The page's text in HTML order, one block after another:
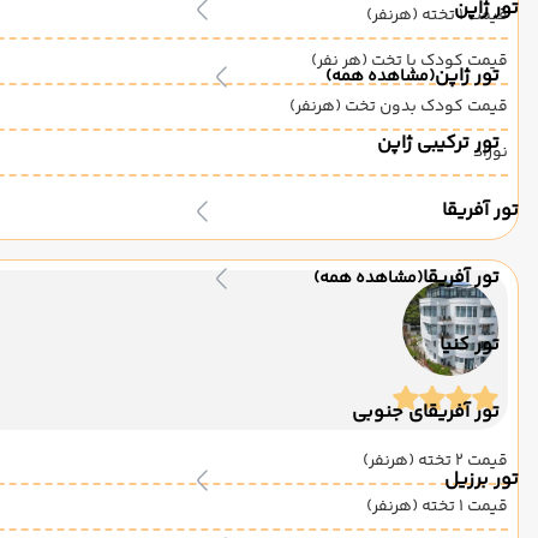
تور ژاپن
تور ژاپن(مشاهده همه)
تور ترکیبی ژاپن
تور آفریقا
تور آفریقا(مشاهده همه)
تور کنیا
تور آفریقای جنوبی
تور برزیل
قیمت 1 تخته (هرنفر)
قیمت کودک با تخت (هر نفر)
قیمت کودک بدون تخت (هرنفر)
نوزاد
قیمت 2 تخته (هرنفر)
قیمت 1 تخته (هرنفر)